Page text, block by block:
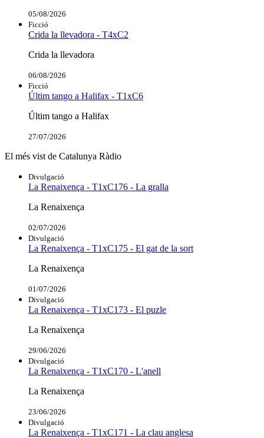
05/08/2026
Ficció
Crida la llevadora - T4xC2
Crida la llevadora
06/08/2026
Ficció
Últim tango a Halifax - T1xC6
Últim tango a Halifax
27/07/2026
El més vist de Catalunya Ràdio
Divulgació
La Renaixença - T1xC176 - La gralla
La Renaixença
02/07/2026
Divulgació
La Renaixença - T1xC175 - El gat de la sort
La Renaixença
01/07/2026
Divulgació
La Renaixença - T1xC173 - El puzle
La Renaixença
29/06/2026
Divulgació
La Renaixença - T1xC170 - L'anell
La Renaixença
23/06/2026
Divulgació
La Renaixença - T1xC171 - La clau anglesa